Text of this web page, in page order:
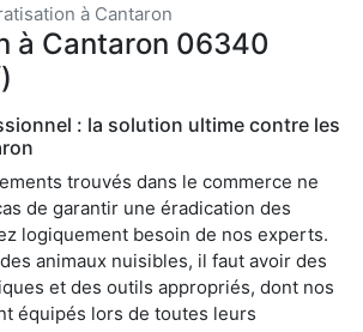
à Cantaron
à Cantaron 06340
: la solution ultime contre les
trouvés dans le commerce ne
de garantir une éradication des
logiquement besoin de nos experts.
animaux nuisibles, il faut avoir des
et des outils appropriés, dont nos
équipés lors de toutes leurs